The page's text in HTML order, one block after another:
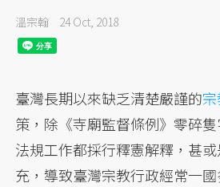
溫宗翰 24 Oct, 2018
臺灣長期以來缺乏清楚嚴謹的
策，除《寺廟監督條例》零碎
法規工作都採行釋憲解釋，甚
充，導致臺灣宗教行政經常一